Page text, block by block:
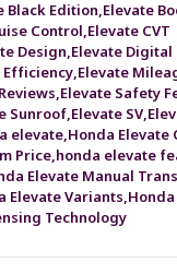
Black Edition,Elevate
Control,Elevate CVT
Design,Elevate Digital
Efficiency,Elevate
,Elevate Safety
Sunroof,Elevate SV,
elevate,Honda Elevate
Price,honda elevate
Elevate Manual
Elevate Variants,
Technology